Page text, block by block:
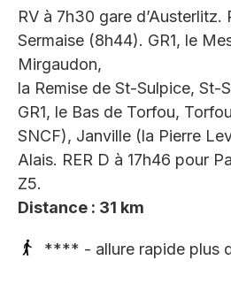
RV à 7h30 gare d’Austerlitz.
Sermaise (8h44). GR1, le
Mirgaudon,
la Remise de St-Sulpice, St-
GR1, le Bas de Torfou,
SNCF), Janville (la Pierre
Alais. RER D à 17h46 pour
Z5.
Distance : 31 km
**** - allure rapide plus